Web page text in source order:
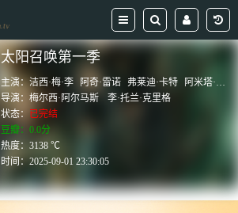
太阳召唤第一季
主演：洁西·梅·李 阿奇·雷诺 弗莱迪·卡特
阿米塔·苏曼
导演：梅尔西·阿尔马斯
李·托兰·克里格
状态： 已完结
豆瓣：0.0分
热度：3138 ℃
时间：2025-09-01 23:30:05